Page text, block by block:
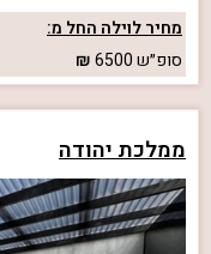
מחיר לוילה החל מ:
סופ״ש6500
ממלכת יהודה